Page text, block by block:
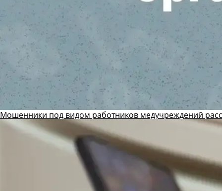
Мошенники под видом работников медучреждений